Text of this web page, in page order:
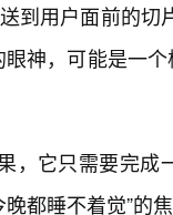
到用户面前的切
神，可能是一
，它只需要完成
都睡不着觉”的焦